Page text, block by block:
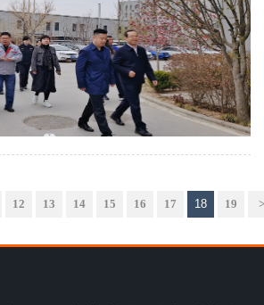
12 13 14 15 16 17 18 19 >